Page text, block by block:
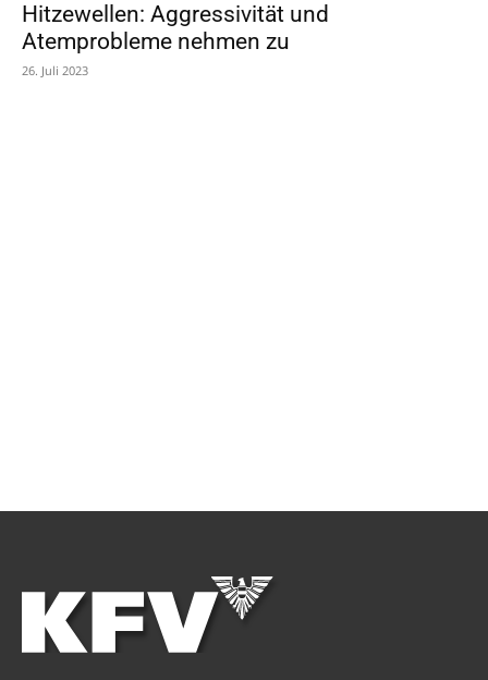
Hitzewellen: Aggressivität und
Atemprobleme nehmen zu
26. Juli 2023